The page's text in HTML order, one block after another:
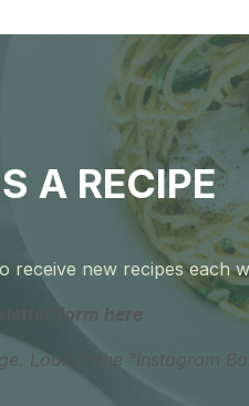
A RECIPE
receive new recipes each
form here
Look in the "Instagram